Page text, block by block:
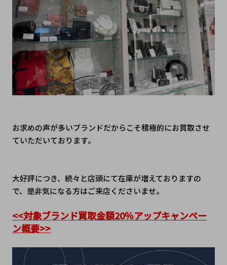
お求めの声が多いブランドだからこそ積極的にお買取させ
ていただいております。
大好評につき、続々と店頭にて在庫が増えておりますの
で、是非気になる方はご来店くださいませ。
<<対象ブランド買取金額20％アップキャンペー
ン概要>>